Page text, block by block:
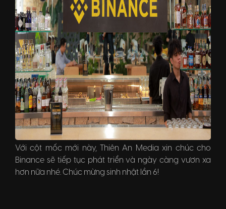
Với cột mốc mới này, Thiên An Media xin chúc cho
Binance sẽ tiếp tục phát triển và ngày càng vươn xa
hơn nữa nhé. Chúc mừng sinh nhật lần 6!